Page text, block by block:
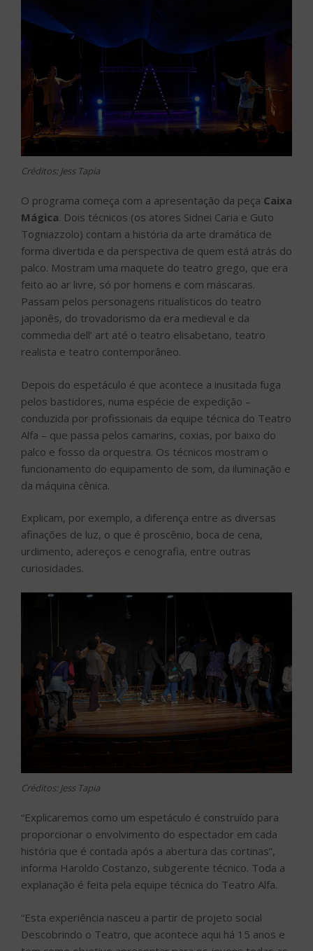
Créditos: Jess Tapia
O programa começa com a apresentação da peça
Mágica. Dois técnicos (os atores Sidnei Caria e Guto
Togniazzolo) contam a história da arte dramática de
forma divertida e da perspectiva de quem está atrás do
palco. Mostram uma maquete do teatro grego, que era
feito ao ar livre, só por homens e com máscaras.
Passam pelos personagens ritualísticos do teatro
commedia dell’ art até o teatro elisabetano, teatro
realista e teatro contemporâneo.
Depois do espetáculo é que acontece a inusitada fuga
pelos bastidores, numa espécie de expedição –
conduzida por profissionais da equipe técnica do Teatro
Alfa – que passa pelos camarins, coxias, por baixo do
palco e fosso da orquestra. Os técnicos mostram o
funcionamento do equipamento de som, da iluminação e
da máquina cênica.
Explicam, por exemplo, a diferença entre as diversas
afinações de luz, o que é proscênio, boca de cena,
urdimento, adereços e cenografia, entre outras
curiosidades.
Créditos: Jess Tapia
“Explicaremos como um espetáculo é construído para
proporcionar o envolvimento do espectador em cada
história que é contada após a abertura das cortinas”,
informa Haroldo Costanzo, subgerente técnico. Toda a
explanação é feita pela equipe técnica do Teatro Alfa.
“Esta experiência nasceu a partir de projeto social
Descobrindo o Teatro, que acontece aqui há 15 anos e
tem como objetivo apresentar para os jovens todas as
profissões do universo cênico, despertar neles o
interesse pelas artes e também a formação de novas
plateias”, diz a Elizabeth Machado, superintendente do
Instituto Alfa. “É um produto único, exclusivo e muito